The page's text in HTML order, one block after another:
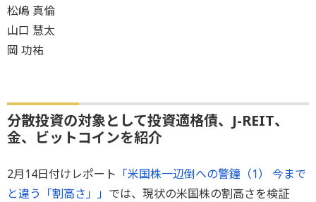
松嶋 真倫
山口 慧太
岡 功祐
分散投資の対象として投資適格債、J-REIT、
金、ビットコインを紹介
2月14日付けレポート 「米国株一辺倒への警鐘（1） 今まで
と違う「割高さ」」 では、現状の米国株の割高さを検証